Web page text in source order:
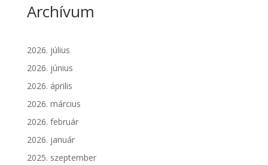
Archívum
2026. július
2026. június
2026. április
2026. március
2026. február
2026. január
2025. szeptember